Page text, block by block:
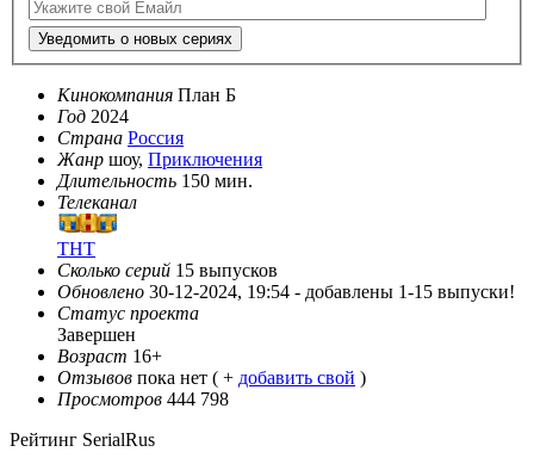
Уведомить о новых сериях
Кинокомпания План Б
Год 2024
Страна Россия
Жанр шоу, Приключения
Длительность 150 мин.
Телеканал
ТНТ
Сколько серий 15 выпусков
Обновлено 30-12-2024, 19:54 - добавлены 1-15 выпуски!
Статус проекта
Завершен
Возраст 16+
Отзывов пока нет ( + добавить свой )
Просмотров 444 798
Рейтинг SerialRus